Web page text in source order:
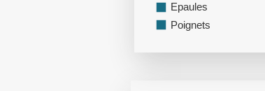
Epaules
Poignets